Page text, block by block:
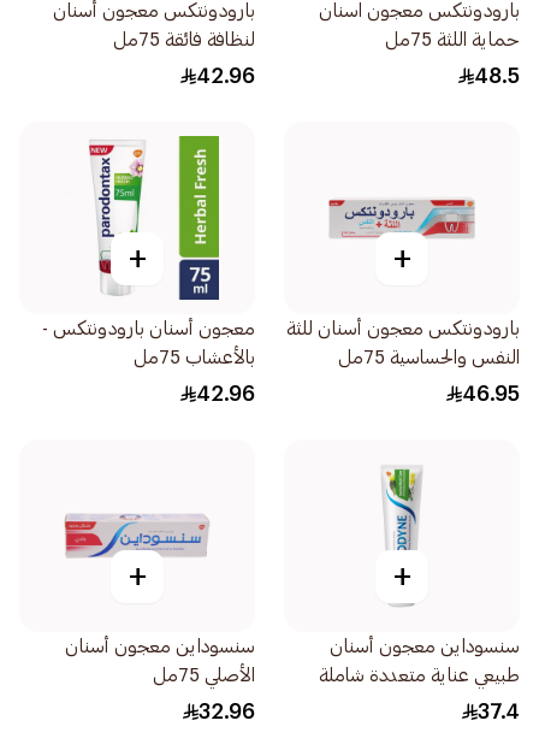
بارودونتكس معجون اسنان
حماية اللثة 75مل
48.5
بارودونتكس معجون أسنان
لنظافة فائقة 75مل
42.96
+
بارودونتكس معجون أسنان للثة
النفس والحساسية 75مل
46.95
+
معجون أسنان بارودونتكس -
بالأعشاب 75مل
42.96
+
سنسوداين معجون أسنان
طبيعي عناية متعددة شاملة
ومهدئة بالأعشاب الطبيعية
37.4
+
سنسوداين معجون أسنان
الأصلي 75مل
32.96